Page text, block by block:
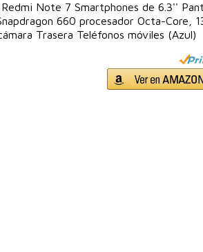
Note 7 Smartphones de 6.3''
660 procesador Octa-Core,
Trasera Teléfonos móviles (Azul)